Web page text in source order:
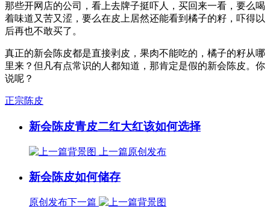
那些开网店的公司，看上去牌子挺吓人，买回来一看，要么喝
着味道又苦又涩，要么在皮上居然还能看到橘子的籽，吓得以
后再也不敢买了。
真正的新会陈皮都是直接剥皮，果肉不能吃的，橘子的籽从哪
里来？但凡有点常识的人都知道，那肯定是假的新会陈皮。你
说呢？
正宗陈皮
新会陈皮青皮二红大红该如何选择
上一篇原创发布
新会陈皮如何储存
原创发布下一篇